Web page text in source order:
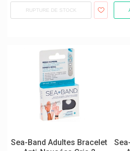
Troubles urinaires
Voies respiratoires
Balneum
Bano
Bayer Bepanthen, Bepanthol
Beiersdorf
Bepharbel
Biafine Cicabiafine
Biocodex Benelux
Biofreeze Produits - Sensation De
Bioline Products
Bionorica
Bio Pharma
RUPTURE DE STOCK
Sea-Band Adultes Bracelet